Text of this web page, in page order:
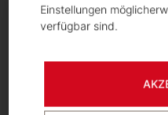
Einstellungen
verfügbar sind.